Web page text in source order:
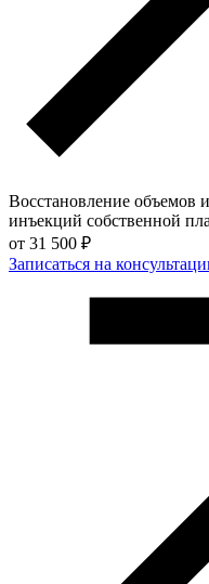
Восстановление
инъекций собственной
от 31 500 ₽
Записаться на